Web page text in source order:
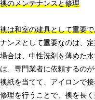
襖のメンテナンスと修理
襖は和室の建具として重要
ナンスとして重要なのは、
場合は、中性洗剤を薄めた
は、専門業者に依頼するの
襖紙を当てて、アイロンで
修理を行うことで、襖を長